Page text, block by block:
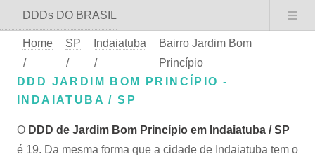
DDDs DO BRASIL
Home
/
SP
/
Indaiatuba
/
Bairro Jardim Bom
Princípio
DDD JARDIM BOM PRINCÍPIO -
INDAIATUBA / SP
O DDD de Jardim Bom Princípio em Indaiatuba / SP
é 19. Da mesma forma que a cidade de Indaiatuba tem o